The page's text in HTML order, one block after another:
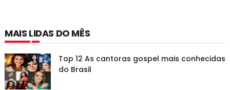
MAIS LIDAS DO MÊS
Top 12 As cantoras gospel mais conhecidas
do Brasil